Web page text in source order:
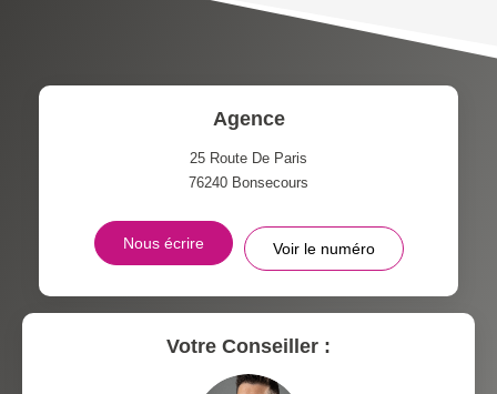
PART DES MÉNAGES SANS
DISTANCE DE L'AÉROPORT :
Agence
25 Route De Paris
76240 Bonsecours
Nous écrire Voir le numéro
Votre Conseiller :